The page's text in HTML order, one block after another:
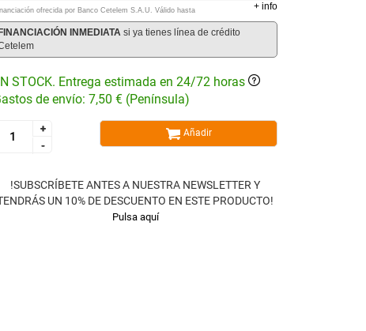
ofrecida por Banco Cetelem S.A.U. Válido hasta + info
FINANCIACIÓN INMEDIATA si ya tienes línea de crédito
STOCK. Entrega estimada en 24/72 horas
de envío: 7,50 € (Península)
+
-
+
-
Añadir
!SUBSCRÍBETE ANTES A NUESTRA NEWSLETTER Y
UN 10% DE DESCUENTO EN ESTE PRODUCTO!
Pulsa aquí